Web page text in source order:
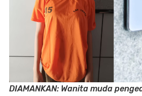
DIAMANKAN: Wanita muda